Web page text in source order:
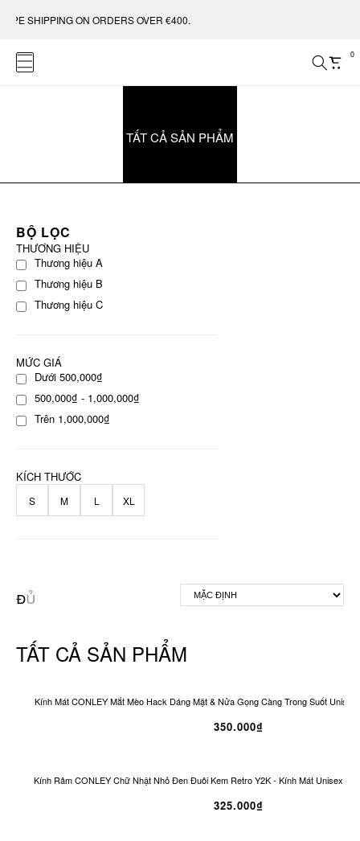
SHIPPING ON ORDERS OVER €400.
0
TẤT CẢ SẢN PHẨM
BỘ LỌC
THƯƠNG HIỆU
Thương hiệu A
Thương hiệu B
Thương hiệu C
MỨC GIÁ
Dưới 500,000₫
500,000₫ - 1,000,000₫
Trên 1,000,000₫
KÍCH THƯỚC
S M L XL
TẤT CẢ SẢN PHẨM
Kính Mát CONLEY Mắt Mèo Hack Dáng Mặt & Nửa Gọng Càng Trong Suốt
350.000₫
Kính Râm CONLEY Chữ Nhật Nhỏ Đen Đuôi Kem Retro Y2K - Kính Mát Unisex
325.000₫